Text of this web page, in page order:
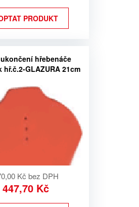
PRODUKT
hřebenáče
GLAZURA 21cm
Kč bez DPH
447,70 Kč